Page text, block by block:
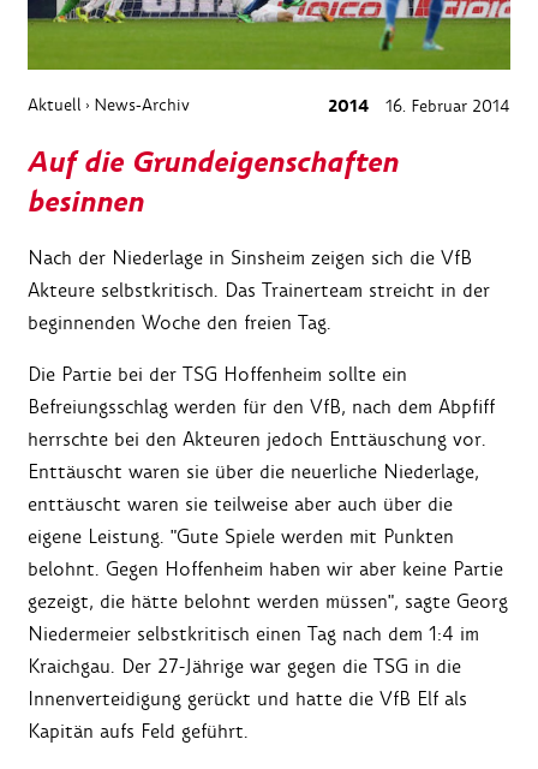
Aktuell › News-Archiv 2014 16. Februar 2014
Auf die Grundeigenschaften
besinnen
Nach der Niederlage in Sinsheim zeigen sich die VfB
Akteure selbstkritisch. Das Trainerteam streicht in der
beginnenden Woche den freien Tag.
Die Partie bei der TSG Hoffenheim sollte ein
Befreiungsschlag werden für den VfB, nach dem Abpfiff
herrschte bei den Akteuren jedoch Enttäuschung vor.
Enttäuscht waren sie über die neuerliche Niederlage,
enttäuscht waren sie teilweise aber auch über die
eigene Leistung. "Gute Spiele werden mit Punkten
belohnt. Gegen Hoffenheim haben wir aber keine Partie
gezeigt, die hätte belohnt werden müssen", sagte Georg
Niedermeier selbstkritisch einen Tag nach dem 1:4 im
Kraichgau. Der 27-Jährige war gegen die TSG in die
Innenverteidigung gerückt und hatte die VfB Elf als
Kapitän aufs Feld geführt.